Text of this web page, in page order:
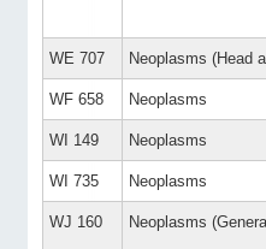
WE 707 Neoplasms (Head
WF 658 Neoplasms
WI 149 Neoplasms
WI 735 Neoplasms
WJ 160 Neoplasms